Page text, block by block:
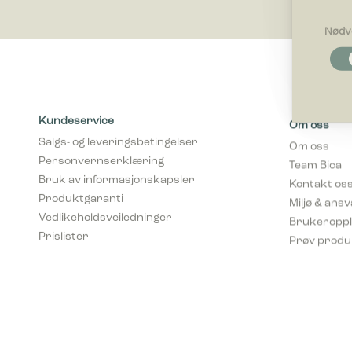
oppfører
Statistikk
ved å
Kundeservice
Salgs- og leveringsbetingelser
Personvernserklæring
Bruk av informasjonskapsler
Produktgaranti
Vedlikeholdsveiledninger
Prislister
Om oss
Om oss
Team Bica
Kontakt oss
Miljø &
Prøv